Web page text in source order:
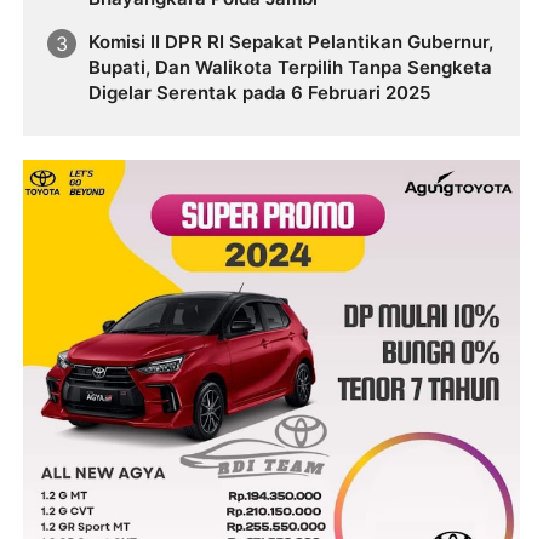
Komisi II DPR RI Sepakat Pelantikan Gubernur,
Bupati, Dan Walikota Terpilih Tanpa Sengketa
Digelar Serentak pada 6 Februari 2025